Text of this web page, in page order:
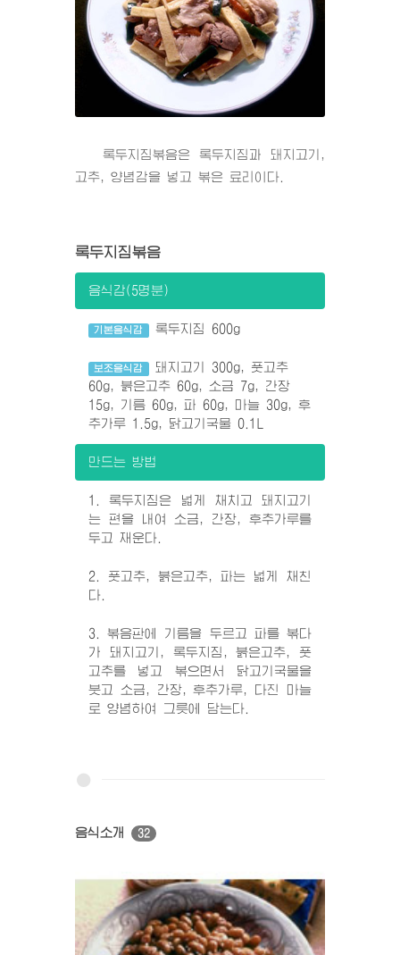
록두지짐볶음은 록두지짐과 돼지고기,
고추, 양념감을 넣고 볶은 료리이다.
록두지짐볶음
음식감(5명분)
기본음식감 록두지짐 600g
보조음식감
돼지고기 300g, 풋고추
60g, 붉은고추 60g, 소금 7g, 간장
15g, 기름 60g, 파 60g, 마늘 30g, 후
추가루 1.5g, 닭고기국물 0.1L
만드는 방법
1. 록두지짐은 넓게 채치고 돼지고기
는 편을 내여 소금, 간장, 후추가루를
두고 재운다.
2. 풋고추, 붉은고추, 파는 넓게 채친
다.
3. 볶음판에 기름을 두르고 파를 볶다
가 돼지고기, 록두지짐, 붉은고추, 풋
고추를 넣고 볶으면서 닭고기국물을
붓고 소금, 간장, 후추가루, 다진 마늘
로 양념하여 그릇에 담는다.
음식소개 32